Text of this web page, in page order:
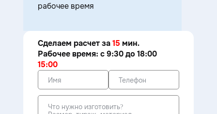
рабочее время
Сделаем расчет за15 мин.
Рабочее время: с 9:30 до 18:00
15:00